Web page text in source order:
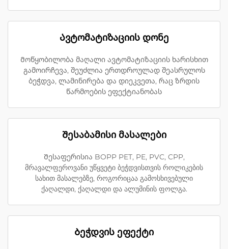
Ავტომატიზაციის დონე
Მოწყობილობა მაღალი ავტომატიზაციის ხარისხით
გამოირჩევა, შეუძლია ერთდროულად შეასრულოს
ბეჭდვა, ლამინირება და დიეკვეთა, რაც ზრდის
წარმოების ეფექტიანობას
Შესაბამისი მასალები
Შესაფერისია BOPP PET, PE, PVC, CPP,
მრავალფეროვანი უწყვეტი ბეჭდვისთვის როლიკების
სახით მასალებზე, როგორიცაა გამოსხივებული
ქაღალდი, ქაღალდი და ალუმინის ფოლგა.
Ბეჭდვის ეფექტი